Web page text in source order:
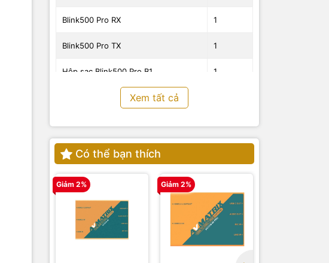
Blink500 Pro RX 1
Blink500 Pro TX 1
Hộp sạc Blink500 Pro B1 1
Cáp sạc USB - USB A
Cáp sạc USB - USB C 1
Cáp Audio 3.5mm TRS - TRS
Cáp Audio 3.5mm TRS - TRRS
Xem tất cả
Có thể bạn thích
Giảm 2% Giảm 2%